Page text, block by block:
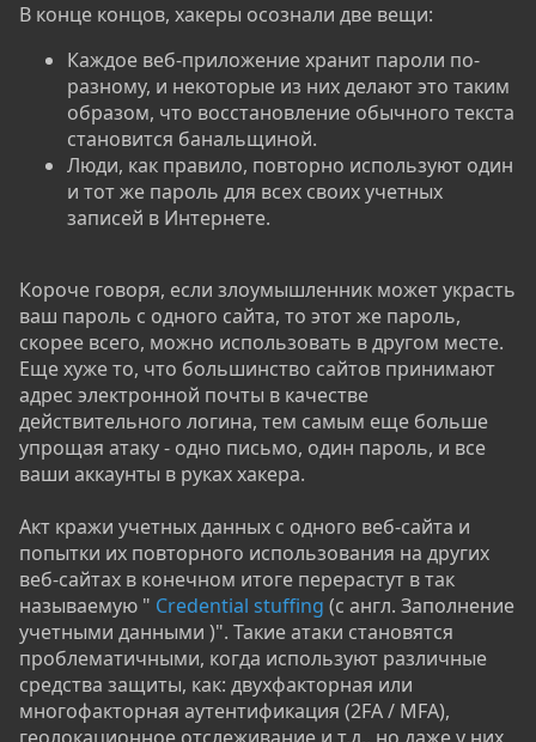
В конце концов, хакеры осознали две вещи:
Каждое веб-приложение хранит пароли по-
разному, и некоторые из них делают это таким
образом, что восстановление обычного текста
становится банальщиной.
Люди, как правило, повторно используют один
и тот же пароль для всех своих учетных
записей в Интернете.
Короче говоря, если злоумышленник может украсть
ваш пароль с одного сайта, то этот же пароль,
скорее всего, можно использовать в другом месте.
Еще хуже то, что большинство сайтов принимают
адрес электронной почты в качестве
действительного логина, тем самым еще больше
упрощая атаку - одно письмо, один пароль, и все
ваши аккаунты в руках хакера.
Акт кражи учетных данных с одного веб-сайта и
попытки их повторного использования на других
веб-сайтах в конечном итоге перерастут в так
называемую " Credential stuffing (с англ. Заполнение
учетными данными )". Такие атаки становятся
проблематичными, когда используют различные
средства защиты, как: двухфакторная или
многофакторная аутентификация (2FA / MFA),